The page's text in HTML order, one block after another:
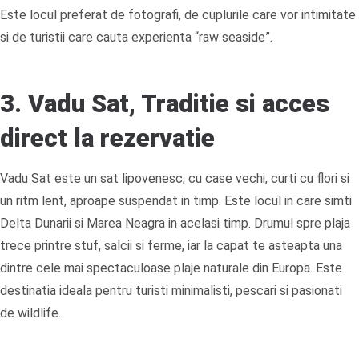
Este locul preferat de fotografi, de cuplurile care vor intimitate
si de turistii care cauta experienta “raw seaside”.
3. Vadu Sat, Traditie si acces
direct la rezervatie
Vadu Sat este un sat lipovenesc, cu case vechi, curti cu flori si
un ritm lent, aproape suspendat in timp. Este locul in care simti
Delta Dunarii si Marea Neagra in acelasi timp. Drumul spre plaja
trece printre stuf, salcii si ferme, iar la capat te asteapta una
dintre cele mai spectaculoase plaje naturale din Europa. Este
destinatia ideala pentru turisti minimalisti, pescari si pasionati
de wildlife.